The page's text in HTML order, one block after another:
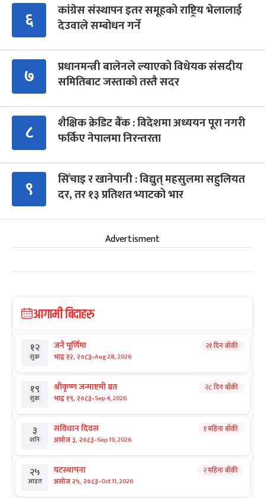
६
कांग्रेस संस्थापन इतर समूहको राष्ट्रिय भेलालाई
देउवाले सम्बोधन गर्ने
७
प्रधानमन्त्री बालेनले ल्याएको विधेयक संसदीय
समितिबाट जस्ताको तस्तै सदर
८
शैक्षिक क्रेडिट बैंक : विदेशमा अध्ययन पूरा नगरी
फर्किए नेपालमा निरन्तरता
९
सिँचाइ र खानेपानी : विद्युत् महसुलमा सहुलियत
दर, तर १३ प्रतिशत भ्याटको भार
Advertisment
आगामी बिदाहरु
१२
शुक्र
जनै पूर्णिमा
भाद्र १२, २०८३-Aug 28, 2026
२१ दिन बाँकी
१९
शुक्र
श्रीकृष्ण जन्माष्टमी व्रत
भाद्र १९, २०८३-Sep 4, 2026
२८ दिन बाँकी
३
शनि
संविधान दिवस
असोज ३, २०८३-Sep 19, 2026
१ महिना बाँकी
२५
आइत
घटस्थापना
असोज २५, २०८३-Oct 11, 2026
२ महिना बाँकी